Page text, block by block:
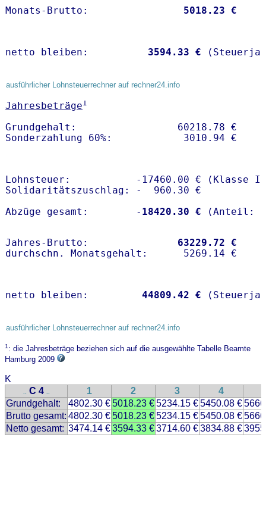
Monats-Brutto: 5018.23 €
netto bleiben: 3594.33 €
ausführlicher Lohnsteuerrechner auf rechner24.info
Jahresbeträge1
Grundgehalt:                 60218.78 €
Lohnsteuer:           -17460.00 € (Klasse I)
Solidaritätszuschlag: -  960.30 €
Abzüge gesamt:        - 18420.30 €
Jahres-Brutto: 63229.72 €
netto bleiben: 44809.42 €
ausführlicher Lohnsteuerrechner auf rechner24.info
1: die Jahresbeträge beziehen sich auf die ausgewählte Tabelle Beamte
Hamburg 2009
K
.. C 4 .. 1 2 3 4
Grundgehalt:
4802.30 €5018.23 €5234.15 €5450.08 €
Brutto gesamt: 4802.30 €5018.23 €5234.15 €5450.08 €
Netto gesamt: 3474.14 €3594.33 €3714.60 €3834.88 €